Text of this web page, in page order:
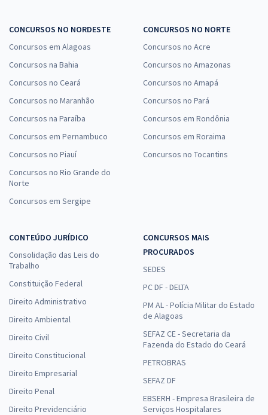
CONCURSOS NO NORDESTE
Concursos em Alagoas
Concursos na Bahia
Concursos no Ceará
Concursos no Maranhão
Concursos na Paraíba
Concursos em Pernambuco
Concursos no Piauí
Concursos no Rio Grande do
Norte
Concursos em Sergipe
CONCURSOS NO NORTE
Concursos no Acre
Concursos no Amazonas
Concursos no Amapá
Concursos no Pará
Concursos em Rondônia
Concursos em Roraima
Concursos no Tocantins
CONTEÚDO JURÍDICO
Consolidação das Leis do
Trabalho
Constituição Federal
Direito Administrativo
Direito Ambiental
Direito Civil
Direito Constitucional
Direito Empresarial
Direito Penal
Direito Previdenciário
CONCURSOS MAIS
PROCURADOS
SEDES
PC DF - DELTA
PM AL - Polícia Militar do Estado
de Alagoas
SEFAZ CE - Secretaria da
Fazenda do Estado do Ceará
PETROBRAS
SEFAZ DF
EBSERH - Empresa Brasileira de
Serviços Hospitalares